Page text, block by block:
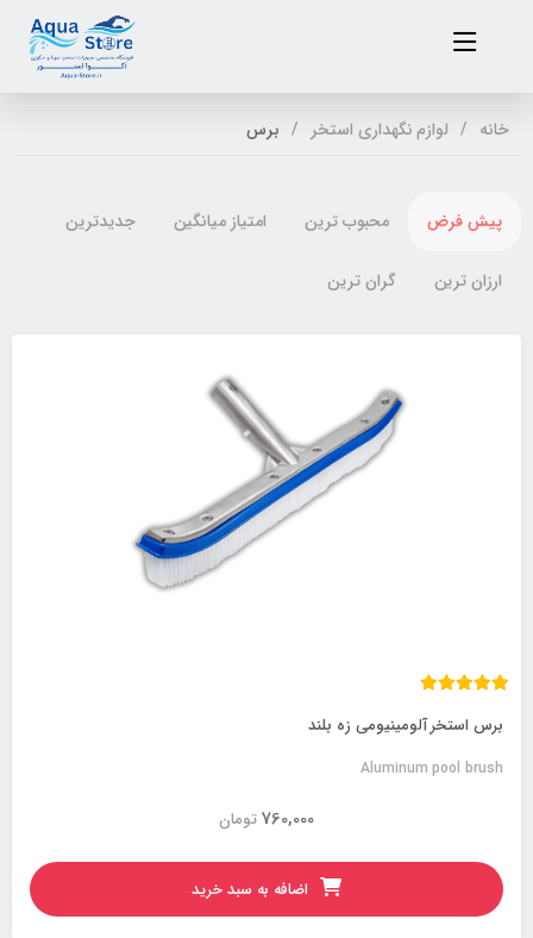
خانه لوازم نگهداری استخر برس
پیش فرض محبوب ترین امتیاز میانگین جدیدترین
ارزان ترین گران ترین
برس استخر آلومینیومی زه بلند
Aluminum pool brush
تومان760,000
اضافه به سبد خرید